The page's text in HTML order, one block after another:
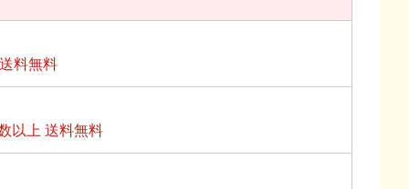
料無料
以上 送料無料